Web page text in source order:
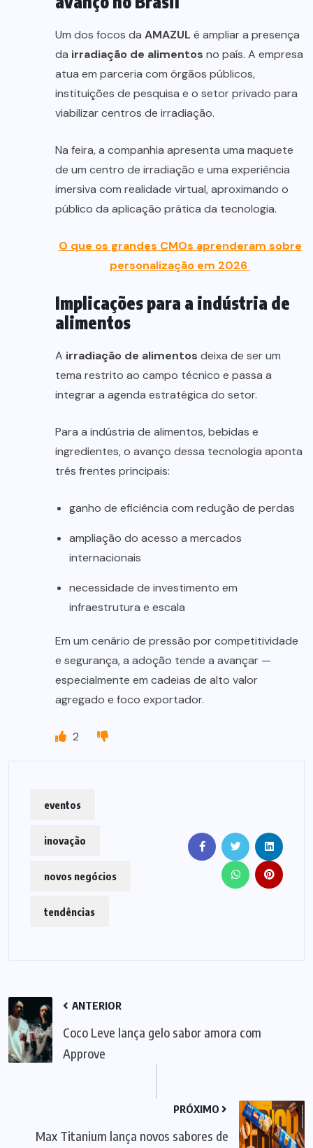
Um dos focos da AMAZUL é ampliar a presença
da irradiação de alimentos no país. A empresa
atua em parceria com órgãos públicos,
instituições de pesquisa e o setor privado para
viabilizar centros de irradiação.
Na feira, a companhia apresenta uma maquete
de um centro de irradiação e uma experiência
imersiva com realidade virtual, aproximando o
público da aplicação prática da tecnologia.
O que os grandes CMOs aprenderam sobre
personalização em 2026
Implicações para a indústria de
alimentos
A irradiação de alimentos deixa de ser um
tema restrito ao campo técnico e passa a
integrar a agenda estratégica do setor.
Para a indústria de alimentos, bebidas e
ingredientes, o avanço dessa tecnologia aponta
três frentes principais:
ganho de eficiência com redução de perdas
ampliação do acesso a mercados
internacionais
necessidade de investimento em
infraestrutura e escala
Em um cenário de pressão por competitividade
e segurança, a adoção tende a avançar —
especialmente em cadeias de alto valor
agregado e foco exportador.
2
eventos
inovação
novos negócios
tendências
ANTERIOR
Coco Leve lança gelo sabor amora com
Approve
PRÓXIMO
Max Titanium lança novos sabores de